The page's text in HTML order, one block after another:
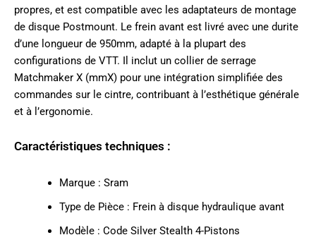
propres, et est compatible avec les adaptateurs de montage
de disque Postmount. Le frein avant est livré avec une durite
d’une longueur de 950mm, adapté à la plupart des
configurations de VTT. Il inclut un collier de serrage
Matchmaker X (mmX) pour une intégration simplifiée des
commandes sur le cintre, contribuant à l’esthétique générale
et à l’ergonomie.
Caractéristiques techniques :
Marque : Sram
Type de Pièce : Frein à disque hydraulique avant
Modèle : Code Silver Stealth 4-Pistons